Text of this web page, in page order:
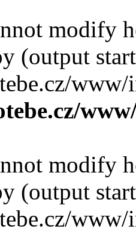
modify
(output
modify
(output